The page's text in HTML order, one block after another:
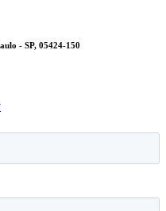
- SP, 05424-150